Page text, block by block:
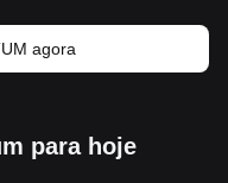
agora
para hoje